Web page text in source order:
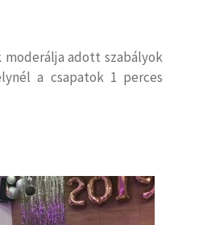
adott szabályok
a csapatok 1 perces